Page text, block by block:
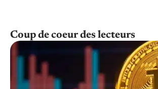
Coup de coeur des lecteurs